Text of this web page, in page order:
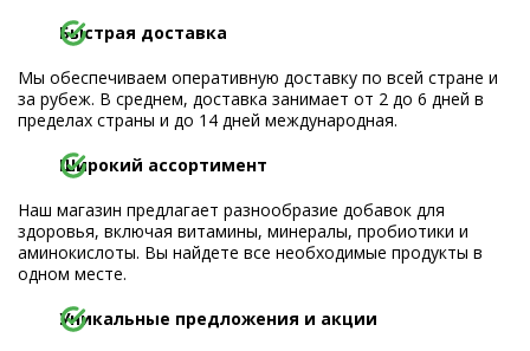
Быстрая доставка
Мы обеспечиваем оперативную доставку по всей стране и
за рубеж. В среднем, доставка занимает от 2 до 6 дней в
пределах страны и до 14 дней международная.
Широкий ассортимент
Наш магазин предлагает разнообразие добавок для
здоровья, включая витамины, минералы, пробиотики и
аминокислоты. Вы найдете все необходимые продукты в
одном месте.
Уникальные предложения и акции